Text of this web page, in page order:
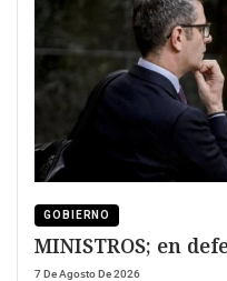
GOBIERNO
MINISTROS; en
7 De Agosto De 2026